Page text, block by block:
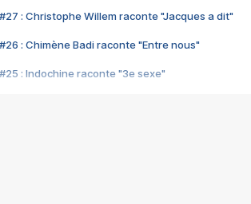
#27 : Christophe Willem raconte "Jacques a dit"
#26 : Chimène Badi raconte "Entre nous"
#25 : Indochine raconte "3e sexe"